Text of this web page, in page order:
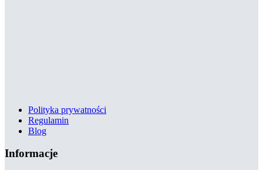
Polityka prywatności
Regulamin
Blog
Informacje